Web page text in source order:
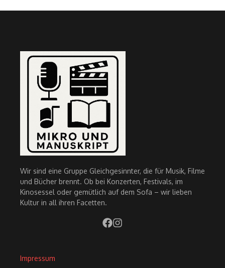
Wir sind eine Gruppe Gleichgesinnter, die für Musik, Filme
und Bücher brennt. Ob bei Konzerten, Festivals, im
Kinosessel oder gemütlich auf dem Sofa – wir lieben
Kultur in all ihren Facetten.
Impressum